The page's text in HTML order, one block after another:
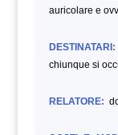
auricolare e
DESTINATARI:
chiunque si
RELATORE: